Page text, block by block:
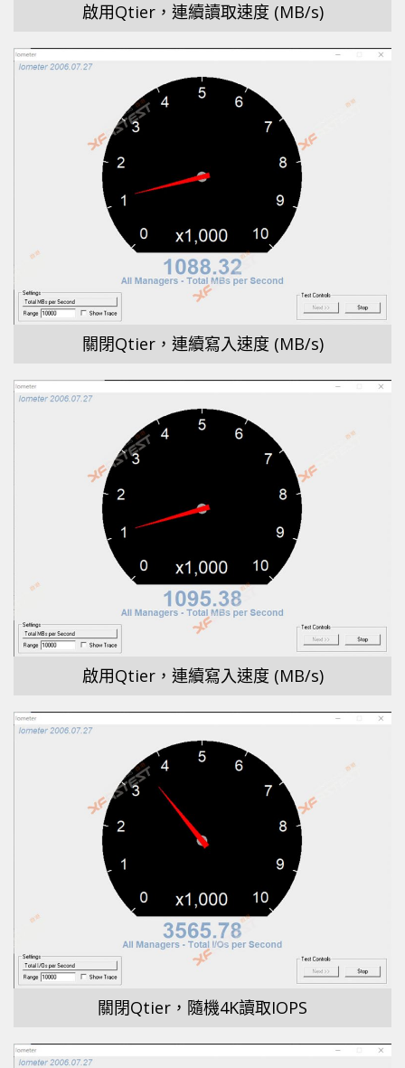
啟用Qtier，連續讀取速度 (MB/s)
關閉Qtier，連續寫入速度 (MB/s)
啟用Qtier，連續寫入速度 (MB/s)
關閉Qtier，隨機4K讀取IOPS